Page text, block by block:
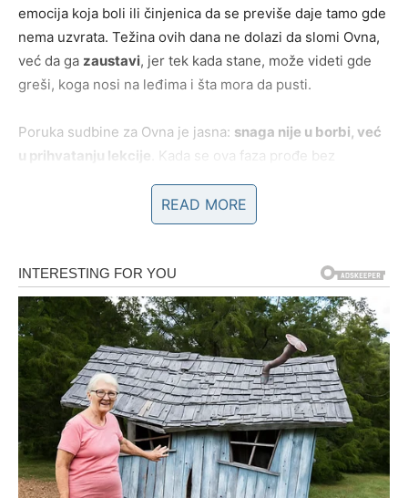
emocija koja boli ili činjenica da se previše daje tamo gde
nema uzvrata. Težina ovih dana ne dolazi da slomi Ovna,
već da ga zaustavi, jer tek kada stane, može videti gde
greši, koga nosi na leđima i šta mora da pusti.
Poruka sudbine za Ovna je jasna: snaga nije u borbi, već
u prihvatanju lekcije . Kada se ova faza prođe bez
stari pravci brišu
Blizanci ulaze u dane u kojima je osećaj konfuzije toliko
jak da se može činiti kao da su izgubili kompas, fokus i
jasnoću, jer se informacije sudaraju, misli se prepliću, a
odluke koje su nekada delovale jednostavno sada
izgledaju nemoguće. Ovo je period u kojem Blizanacne
zna gde je, kuda ide i kome da veruje, ali to nije slučajno.
Sudbina namerno briše stare pravce, jer su postali
READ MORE